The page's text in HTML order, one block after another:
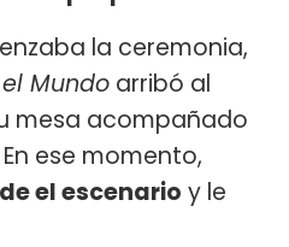
la ceremonia,
Mundo arribó al
mesa acompañado
ese momento,
el escenario y le